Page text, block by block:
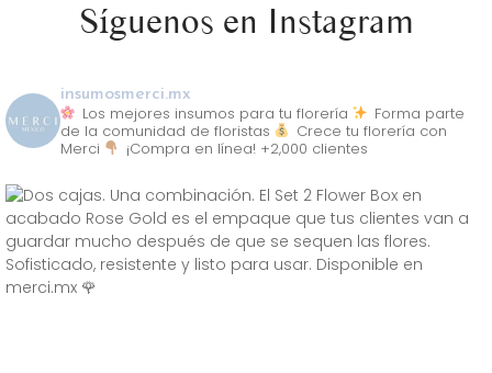
Síguenos en Instagram
insumosmerci.mx
Los mejores insumos para tu florería
Forma parte
de la comunidad de floristas
Crece tu florería con
Merci
¡Compra en línea! +2,000 clientes